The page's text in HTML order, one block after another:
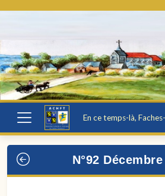
En ce temps-là,
N°92